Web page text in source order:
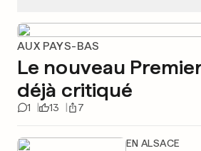
AUX PAYS-BAS
Le nouveau
déjà critiqué
1 13 7
EN ALSACE